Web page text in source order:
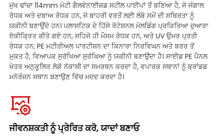
ਮੁੱਖ ਢਾਂਚਾ 114mm ਮੋਟੀ ਗੈਲਵੇਨਾਈਜ਼ਡ ਸਟੀਲ ਪਾਈਪਾਂ ਤੋਂ ਬਣਿਆ ਹੈ, ਜੋ ਜੰਗਾਲ
ਰੋਧਕ ਅਤੇ ਦਬਾਅ ਰੋਧਕ ਹਨ, ਜੋ ਬਾਹਰੀ ਵਰਤੋਂ ਲਈ ਲੰਬੇ ਸਮੇਂ ਦੀ ਸਥਿਰਤਾ ਨੂੰ
ਯਕੀਨੀ ਬਣਾਉਂਦੇ ਹਨ। ਪਲਾਸਟਿਕ ਦੇ ਹਿੱਸੇ ਰੋਟੇਸ਼ਨਲ ਮੋਲਡਿੰਗ ਪ੍ਰਕਿਰਿਆ ਦੁਆਰਾ
ਏਕੀਕ੍ਰਿਤ ਕੀਤੇ ਗਏ ਹਨ, ਸਹਿਜੇ ਹੀ ਮੌਸਮ ਰੋਧਕ ਹਨ, ਅਤੇ UV ਉਮਰ ਪ੍ਰਤੀ
ਰੋਧਕ ਹਨ; PE ਮਟੀਰੀਅਲ ਪਾਰਟੀਸ਼ਨ ਦਾ ਕਿਨਾਰਾ ਨਿਰਵਿਘਨ ਅਤੇ ਬਰਰ ਤੋਂ
ਮੁਕਤ ਹੈ, ਵਿਆਪਕ ਸੁਰੱਖਿਆ ਸੁਰੱਖਿਆ ਨੂੰ ਯਕੀਨੀ ਬਣਾਉਂਦਾ ਹੈ। ਸਾਈਡ PE ਪੈਨਲ
ਖੇਤਰ ਅਨੁਕੂਲਿਤ ਲੋਗੋ ਨੱਕਾਸ਼ੀ ਦਾ ਸਮਰਥਨ ਕਰਦਾ ਹੈ, ਵਪਾਰਕ ਸਥਾਨਾਂ ਨੂੰ ਬ੍ਰਾਂਡਡ
ਮਨੋਰੰਜਨ ਸਥਾਨ ਬਣਾਉਣ ਵਿੱਚ ਮਦਦ ਕਰਦਾ ਹੈ।
ਜੀਵਨਸ਼ਕਤੀ ਨੂੰ ਪ੍ਰੇਰਿਤ ਕਰੋ, ਯਾਦਾਂ ਬਣਾਓ